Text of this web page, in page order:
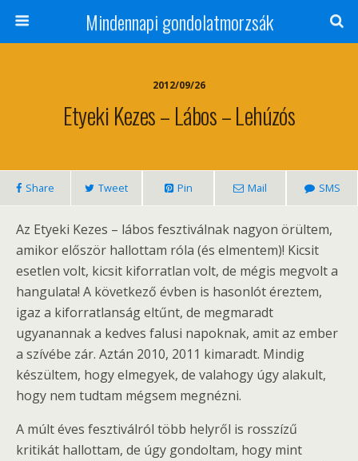
Mindennapi gondolatmorzsák
2012/09/26
Etyeki Kezes – Lábos – Lehúzós
Share Tweet Pin Mail SMS
Az Etyeki Kezes – lábos fesztiválnak nagyon örültem,
amikor először hallottam róla (és elmentem)! Kicsit
esetlen volt, kicsit kiforratlan volt, de mégis megvolt a
hangulata! A következő évben is hasonlót éreztem,
igaz a kiforratlanság eltűnt, de megmaradt
ugyanannak a kedves falusi napoknak, amit az ember
a szívébe zár. Aztán 2010, 2011 kimaradt. Mindig
készültem, hogy elmegyek, de valahogy úgy alakult,
hogy nem tudtam mégsem megnézni.
A múlt éves fesztiválról több helyről is rosszízű
kritikát hallottam, de úgy gondoltam, hogy mint